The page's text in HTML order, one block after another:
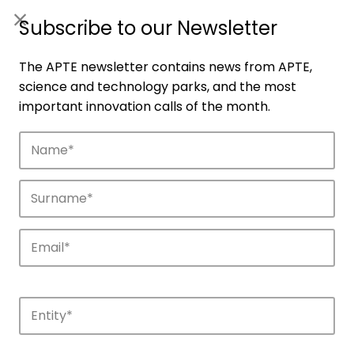
Companies
Discover the companies that drive
Subscribe to our Newsletter
The APTE newsletter contains news from APTE,
science and technology parks, and the most
important innovation calls of the month.